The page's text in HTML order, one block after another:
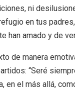
ni
en tus
han amado y de
de manera
“Seré
en el más allá,